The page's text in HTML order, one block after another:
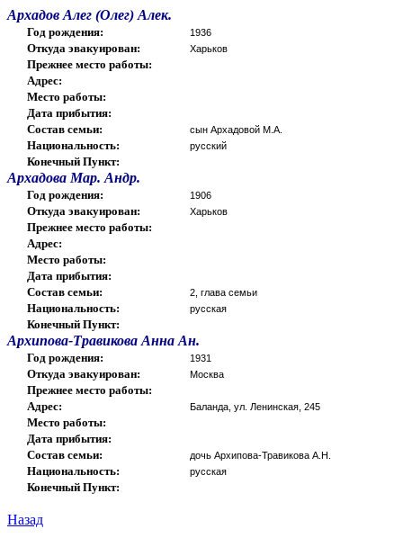
Архадов Алег (Олег) Алек.
Год рождения: 1936
Откуда эвакуирован: Харьков
Прежнее место работы:
Адрес:
Место работы:
Дата прибытия:
Состав семьи:
сын Архадовой М.А.
Национальность: русский
Конечный Пункт:
Архадова Мар. Андр.
Год рождения: 1906
Откуда эвакуирован: Харьков
Прежнее место работы:
Адрес:
Место работы:
Дата прибытия:
Состав семьи:
2, глава семьи
Национальность: русская
Конечный Пункт:
Архипова-Травикова Анна Ан.
Год рождения: 1931
Откуда эвакуирован: Москва
Прежнее место работы:
Адрес:
Баланда, ул. Ленинская, 245
Место работы:
Дата прибытия:
Состав семьи:
дочь Архипова-Травикова А.Н.
Национальность: русская
Конечный Пункт:
Назад